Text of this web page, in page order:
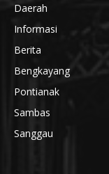
Daerah
Informasi
Berita
Bengkayang
Pontianak
Sambas
Sanggau